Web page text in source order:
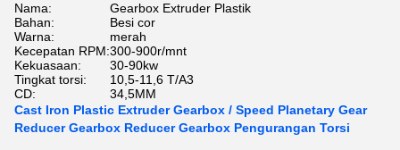
Nama:
Gearbox Extruder Plastik
Bahan:
Besi cor
Warna:
merah
Kecepatan RPM:300-900r/mnt
Kekuasaan:
30-90kw
Tingkat torsi:
10,5-11,6 T/A3
CD:
34,5MM
Cast Iron Plastic Extruder Gearbox / Speed ​​​​Planetary Gear
Reducer Gearbox Reducer Gearbox Pengurangan Torsi